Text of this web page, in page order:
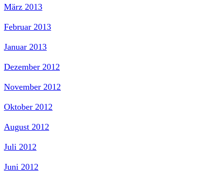
März 2013
Februar 2013
Januar 2013
Dezember 2012
November 2012
Oktober 2012
August 2012
Juli 2012
Juni 2012